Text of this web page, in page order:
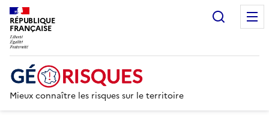
RÉPUBLIQUE
FRANÇAISE
Mieux connaître les risques sur le territoire